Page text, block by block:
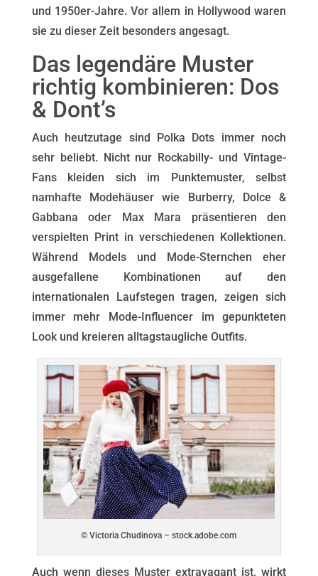
und 1950er-Jahre. Vor allem in Hollywood waren
sie zu dieser Zeit besonders angesagt.
Das legendäre Muster
richtig kombinieren: Dos
& Dont’s
Auch heutzutage sind Polka Dots immer noch
sehr beliebt. Nicht nur Rockabilly- und Vintage-
Fans kleiden sich im Punktemuster, selbst
namhafte Modehäuser wie Burberry, Dolce &
Gabbana oder Max Mara präsentieren den
verspielten Print in verschiedenen Kollektionen.
Während Models und Mode-Sternchen eher
ausgefallene Kombinationen auf den
internationalen Laufstegen tragen, zeigen sich
immer mehr Mode-Influencer im gepunkteten
Look und kreieren alltagstaugliche Outfits.
© Victoria Chudinova – stock.adobe.com
Auch wenn dieses Muster extravagant ist, wirkt